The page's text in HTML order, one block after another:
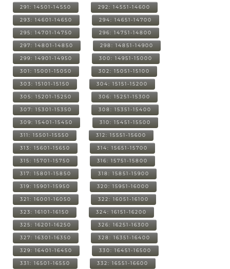
291: 14501-14550 292: 14551-14600
293: 14601-14650 294: 14651-14700
295: 14701-14750 296: 14751-14800
297: 14801-14850 298: 14851-14900
299: 14901-14950 300: 14951-15000
301: 15001-15050 302: 15051-15100
303: 15101-15150 304: 15151-15200
305: 15201-15250 306: 15251-15300
307: 15301-15350 308: 15351-15400
309: 15401-15450 310: 15451-15500
311: 15501-15550 312: 15551-15600
313: 15601-15650 314: 15651-15700
315: 15701-15750 316: 15751-15800
317: 15801-15850 318: 15851-15900
319: 15901-15950 320: 15951-16000
321: 16001-16050 322: 16051-16100
323: 16101-16150 324: 16151-16200
325: 16201-16250 326: 16251-16300
327: 16301-16350 328: 16351-16400
329: 16401-16450 330: 16451-16500
331: 16501-16550 332: 16551-16600